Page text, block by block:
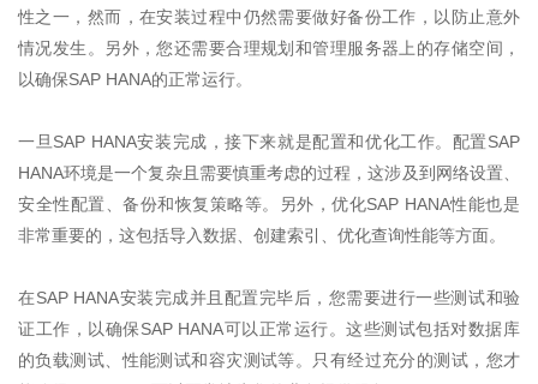
性之一，然而，在安装过程中仍然需要做好备份工作，以防止意外
情况发生。另外，您还需要合理规划和管理服务器上的存储空间，
以确保SAP HANA的正常运行。
一旦 SAP HANA安装完成，接下来就是配置和优化工作。配置SAP
HANA环境是一个复杂且需要慎重考虑的过程，这涉及到网络设置、
安全性配置、备份和恢复策略等。另外，优化SAP HANA性能也是
非常重要的，这包括导入数据、创建索引、优化查询性能等方面。
在SAP HANA安装完成并且配置完毕后，您需要进行一些测试和验
证工作，以确保SAP HANA可以正常运行。这些测试包括对数据库
的负载测试、性能测试和容灾测试等。只有经过充分的测试，您才